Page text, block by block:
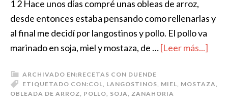
1 2 Hace unos días compré unas obleas de arroz,
desde entonces estaba pensando como rellenarlas y
al final me decidí por langostinos y pollo. El pollo va
marinado en soja, miel y mostaza, de …[Leer más...]
ARCHIVADO EN:RECETAS CON DUENDE
ETIQUETADO CON:COL LANGOSTINOS MIEL MOSTAZA
OBLEADA DE ARROZ POLLO SOJA ZANAHORIA